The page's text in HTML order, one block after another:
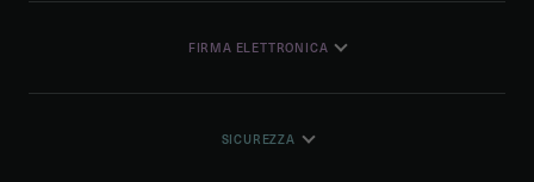
FIRMA ELETTRONICA
SICUREZZA